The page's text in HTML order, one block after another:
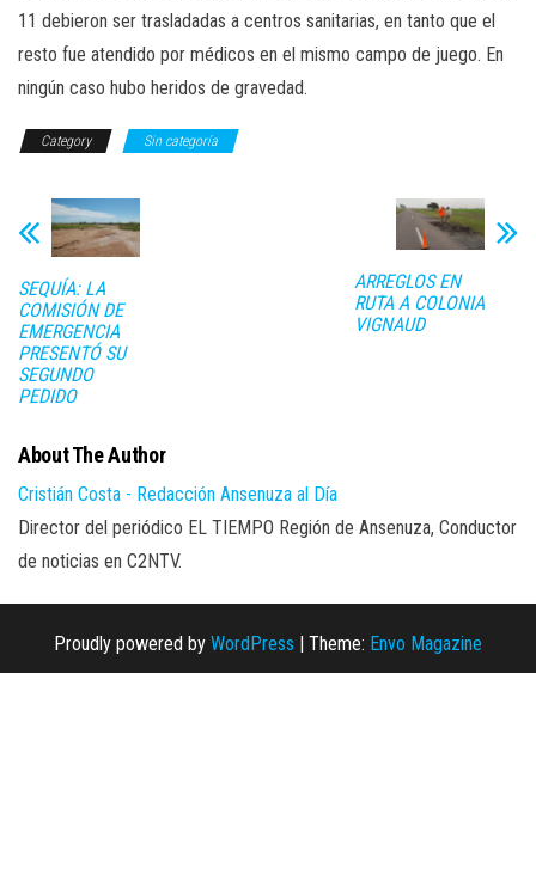
11 debieron ser trasladadas a centros sanitarias, en tanto que el
resto fue atendido por médicos en el mismo campo de juego. En
ningún caso hubo heridos de gravedad.
Category Sin categoría
SEQUÍA: LA
COMISIÓN DE
EMERGENCIA
PRESENTÓ SU
SEGUNDO
PEDIDO
ARREGLOS EN
RUTA A COLONIA
VIGNAUD
About The Author
Cristián Costa - Redacción Ansenuza al Día
Director del periódico EL TIEMPO Región de Ansenuza, Conductor
de noticias en C2NTV.
Proudly powered by WordPress | Theme: Envo Magazine